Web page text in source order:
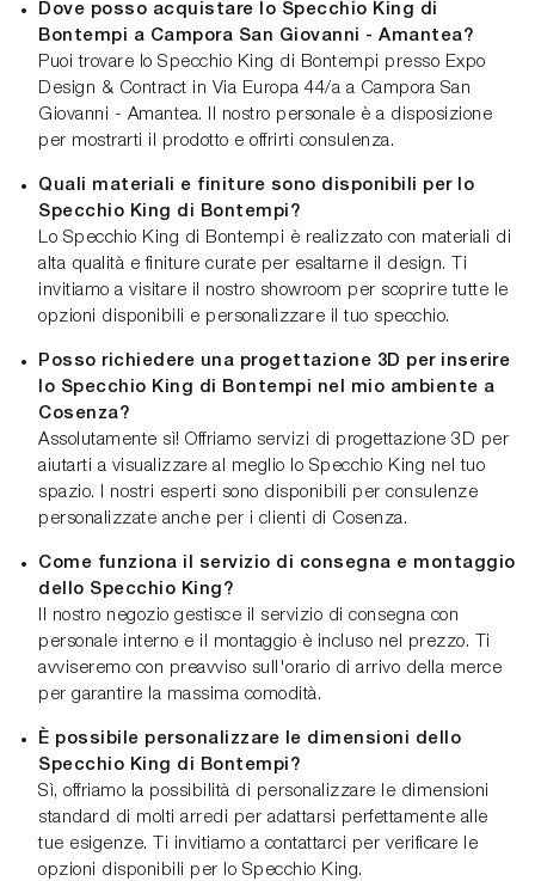
Dove posso acquistare lo Specchio King di
Bontempi a Campora San Giovanni - Amantea?
Puoi trovare lo Specchio King di Bontempi presso Expo
Design & Contract in Via Europa 44/a a Campora San
Giovanni - Amantea. Il nostro personale è a disposizione
per mostrarti il prodotto e offrirti consulenza.
Quali materiali e finiture sono disponibili per lo
Specchio King di Bontempi?
Lo Specchio King di Bontempi è realizzato con materiali di
alta qualità e finiture curate per esaltarne il design. Ti
invitiamo a visitare il nostro showroom per scoprire tutte le
opzioni disponibili e personalizzare il tuo specchio.
Posso richiedere una progettazione 3D per inserire
lo Specchio King di Bontempi nel mio ambiente a
Cosenza?
Assolutamente sì! Offriamo servizi di progettazione 3D per
aiutarti a visualizzare al meglio lo Specchio King nel tuo
spazio. I nostri esperti sono disponibili per consulenze
personalizzate anche per i clienti di Cosenza.
Come funziona il servizio di consegna e montaggio
dello Specchio King?
Il nostro negozio gestisce il servizio di consegna con
personale interno e il montaggio è incluso nel prezzo. Ti
avviseremo con preavviso sull'orario di arrivo della merce
per garantire la massima comodità.
È possibile personalizzare le dimensioni dello
Specchio King di Bontempi?
Sì, offriamo la possibilità di personalizzare le dimensioni
standard di molti arredi per adattarsi perfettamente alle
tue esigenze. Ti invitiamo a contattarci per verificare le
opzioni disponibili per lo Specchio King.